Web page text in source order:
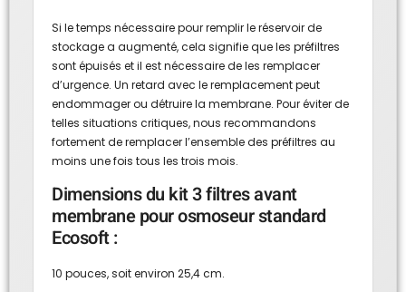
Si le temps nécessaire pour remplir le réservoir de
stockage a augmenté, cela signifie que les préfiltres
sont épuisés et il est nécessaire de les remplacer
d’urgence. Un retard avec le remplacement peut
endommager ou détruire la membrane. Pour éviter de
telles situations critiques, nous recommandons
fortement de remplacer l’ensemble des préfiltres au
moins une fois tous les trois mois.
Dimensions du kit 3 filtres avant
membrane pour osmoseur standard
Ecosoft :
10 pouces, soit environ 25,4 cm.